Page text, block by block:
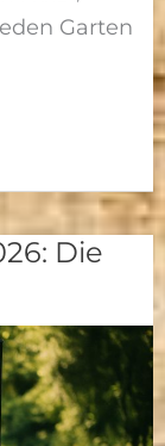
Garten
Die